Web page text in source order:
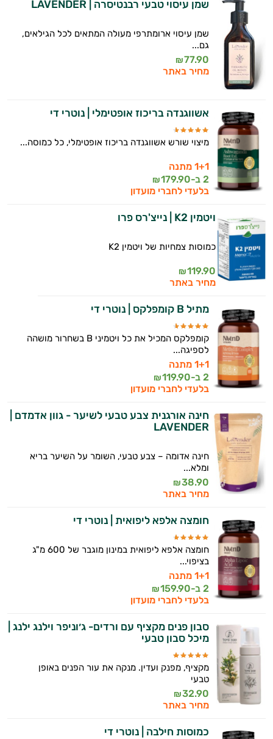
שמן עיסוי טבעי רבנטיסרה | LAVENDER
שמן עיסוי ארומתרפי מעולה המתאים לכל הגילאים,
גם...
77.90
₪
מחיר באתר
אשווגנדה בריכוז אופטימלי | נוטרי די
מיצוי שורש אשווגנדה בריכוז אופטימלי, כל כמוסה...
1+1 מתנה
2 ב-
179.90
₪
בלעדי לחברי מועדון
ויטמין K2 | נייצ'רס פרו
כמוסות צמחיות של ויטמין K2
119.90
₪
מחיר באתר
מתיל B קומפלקס | נוטרי די
קומפלקס המכיל את כל ויטמיני B בשחרור מושהה
לספיגה...
1+1 מתנה
2 ב-
119.90
₪
בלעדי לחברי מועדון
חינה אורגנית צבע טבעי לשיער - גוון אדמדם |
LAVENDER
חינה אדומה – צבע טבעי, השומר על השיער בריא
ומלא...
38.90
₪
מחיר באתר
חומצה אלפא ליפואית | נוטרי די
חומצה אלפא ליפואית במינון מוגבר של 600 מ"ג
בציפוי...
1+1 מתנה
2 ב-
159.90
₪
בלעדי לחברי מועדון
סבון פנים מקציף עם ורדים- ג׳וניפר וילנג ילנג |
מיכל סבון טבעי
מקציף, מפנק ועדין. מנקה את עור הפנים באופן
טבעי
32.90
₪
מחיר באתר
כמוסות חילבה | נוטרי די
היי,
אני יועץ הבריאות האישי AI של טבע בריא.
התשובות שלי מבוססות על מאגרי מידע קליניים
וספרות מקצועית בתחומי הרפואה הטבעית
ותזונת הספורט.
התזונה ומוצרי הבריאות המדויקים למטרות
ולמצב הגופני שלך, ולהסביר לך אילו רכיבים
עובדים יחד כדי למקסם תוצאות גם בחיי היום
יום וגם בתחום הכושר והספורט.
המטרה שלי היא להתאים עבורך המלצות
זה הזמן להתחיל. איך אוכל לעזור?